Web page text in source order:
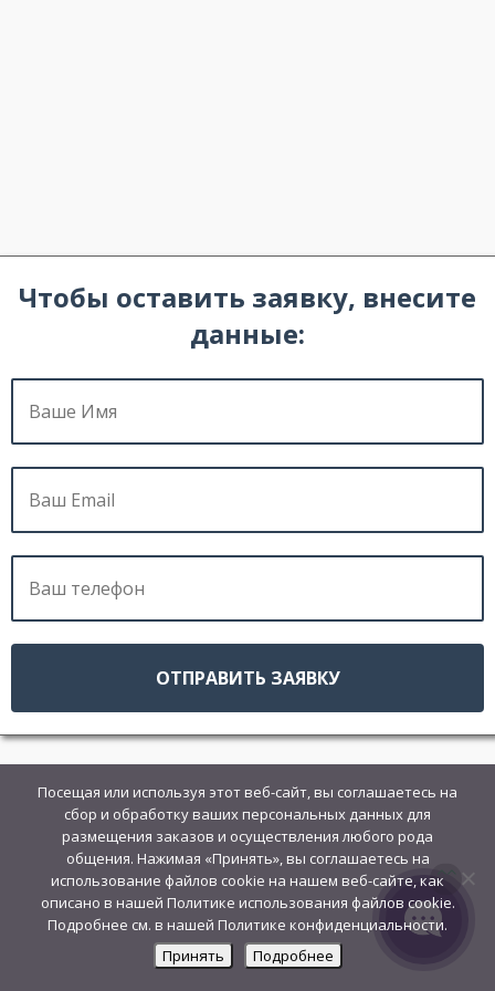
Чтобы оставить заявку, внесите
данные:
Посещая или используя этот веб-сайт, вы соглашаетесь на
сбор и обработку ваших персональных данных для
размещения заказов и осуществления любого рода
общения. Нажимая «Принять», вы соглашаетесь на
использование файлов cookie на нашем веб-сайте, как
описано в нашей Политике использования файлов cookie.
Подробнее см. в нашей Политике конфиденциальности.
Принять
Подробнее